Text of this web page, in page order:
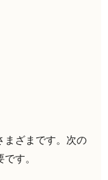
まざまです。次の
す。